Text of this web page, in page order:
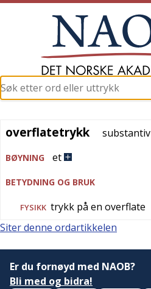
overflatetrykk
overflatetrykk substantiv
BØYNING et
BETYDNING OG BRUK
FYSIKK trykk på en overflate
Siter denne ordartikkelen
Er du fornøyd med NAOB?
Bli med og bidra!